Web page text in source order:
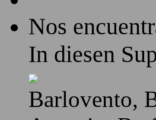
Nos
In diesen
Barlovento,